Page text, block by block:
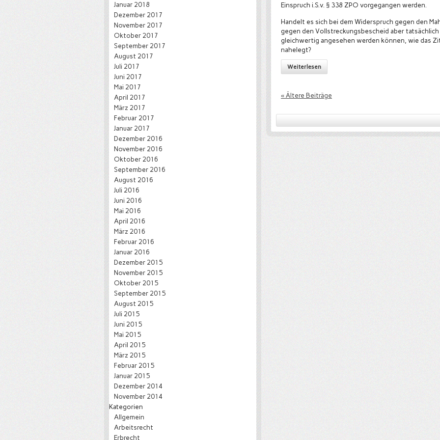
Einspruch i.S.v. § 338 ZPO vorgegangen werden.
Handelt es sich bei dem Widerspruch gegen den
gegen den Vollstreckungsbescheid aber
gleichwertig angesehen werden können, wie das
nahelegt?
Weiterlesen
« Ältere Beiträge
Januar 2018
Dezember 2017
November 2017
Oktober 2017
September 2017
August 2017
Juli 2017
Juni 2017
Mai 2017
April 2017
März 2017
Februar 2017
Januar 2017
Dezember 2016
November 2016
Oktober 2016
September 2016
August 2016
Juli 2016
Juni 2016
Mai 2016
April 2016
März 2016
Februar 2016
Januar 2016
Dezember 2015
November 2015
Oktober 2015
September 2015
August 2015
Juli 2015
Juni 2015
Mai 2015
April 2015
März 2015
Februar 2015
Januar 2015
Dezember 2014
November 2014
Kategorien
Allgemein
Arbeitsrecht
Erbrecht